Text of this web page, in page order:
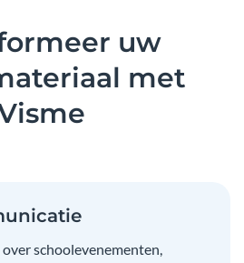
uw
met
schoolevenementen,